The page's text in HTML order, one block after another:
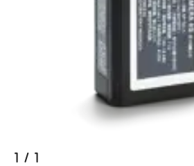
1 / 1